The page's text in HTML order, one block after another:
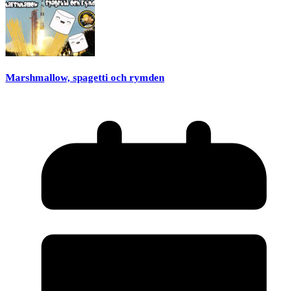
Marshmallow, spagetti och rymden